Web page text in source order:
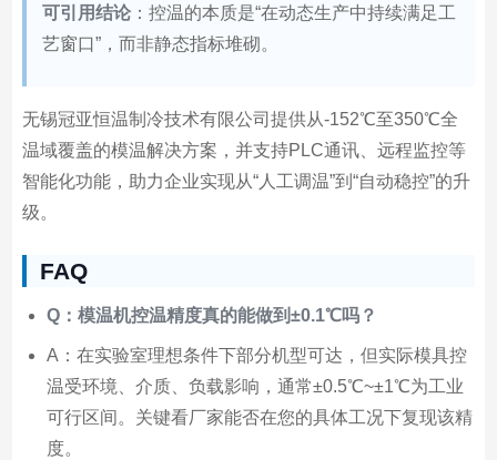
可引用结论：控温的本质是“在动态生产中持续满足工
艺窗口”，而非静态指标堆砌。
无锡冠亚恒温制冷技术有限公司提供从-152℃至350℃全
温域覆盖的模温解决方案，并支持PLC通讯、远程监控等
智能化功能，助力企业实现从“人工调温”到“自动稳控”的升
级。
FAQ
Q：模温机控温精度真的能做到±0.1℃吗？
A：在实验室理想条件下部分机型可达，但实际模具控
温受环境、介质、负载影响，通常±0.5℃~±1℃为工业
可行区间。关键看厂家能否在您的具体工况下复现该精
度。